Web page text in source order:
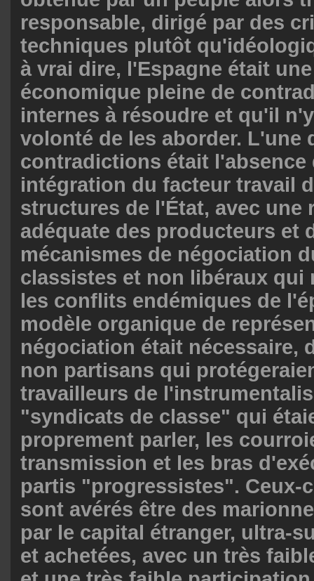
responsable, dirigé par des
techniques plutôt
à vrai dire, l'Espagne était
économique pleine de
internes à résoudre et qu'il
volonté de les aborder. L'une
contradictions était l'absence
intégration du facteur travail
structures de l'État, avec une
adéquate des producteurs et
mécanismes de négociation
classistes et non libéraux qui
les conflits endémiques de
modèle organique de
négociation était nécessaire,
non partisans qui
travailleurs de
"syndicats de classe" qui
proprement parler, les
transmission et les bras
partis "progressistes". Ceux-
sont avérés être des
par le capital étranger, ultra-
et achetées, avec un très